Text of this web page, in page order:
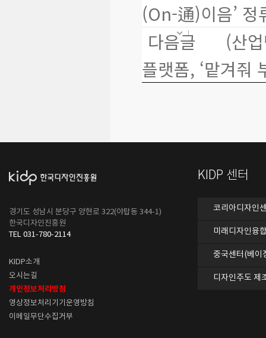
(On-通)이음’ 정
다음글
(산
플랫폼, ‘맡겨줘
경기도 성남시 분당구 양현로 322(야탑동 344-1)
한국디자인진흥원
TEL 031-780-2114
KIDP소개
오시는길
개인정보처리방침
영상정보처리기기운영방침
이메일무단수집거부
KIDP 센터
코리아디자인
미래디자인융
중국센터(베이
디자인주도 제